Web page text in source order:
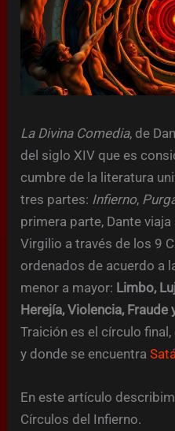
La Divina Comedia, de
del siglo XIV que es
cumbre de la literatura
tres partes: Infierno,
primera parte, Dante
Virgilio a través de los 9
ordenados de acuerdo a
menor a mayor: Limbo,
Herejía, Violencia, Fraude
Traición es el círculo
y donde se encuentra
En este artículo
Círculos del Infierno.